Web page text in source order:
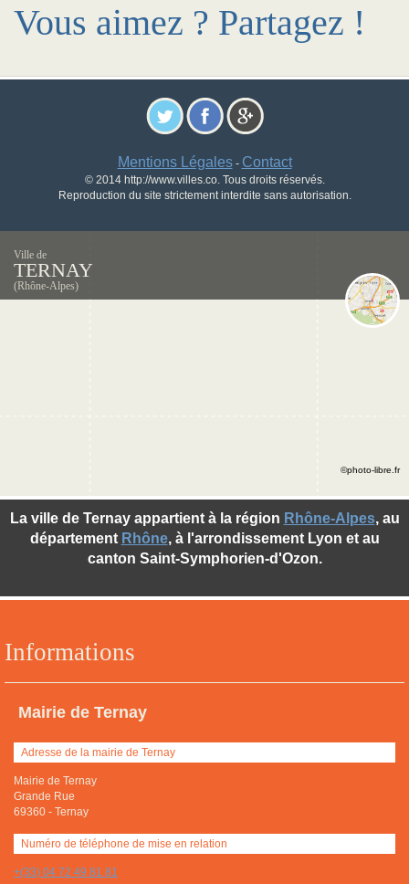
Vous aimez ? Partagez !
Mentions Légales- Contact
© 2014 http://www.villes.co. Tous droits réservés.
Reproduction du site strictement interdite sans autorisation.
Ville de
TERNAY
(Rhône-Alpes)
Informations
Mairie de Ternay
Adresse de la mairie de Ternay
Mairie de Ternay
Grande Rue
69360 - Ternay
Numéro de téléphone de mise en relation
+(33) 04 72 49 81 81
La ville de Ternay appartient à la région Rhône-Alpes, au
département Rhône, à l'arrondissement Lyon et au
canton Saint-Symphorien-d'Ozon.
©photo-libre.fr